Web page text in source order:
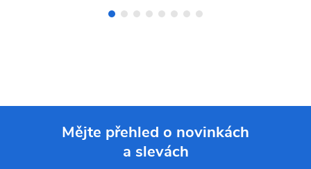
Mějte přehled o novinkách
a slevách